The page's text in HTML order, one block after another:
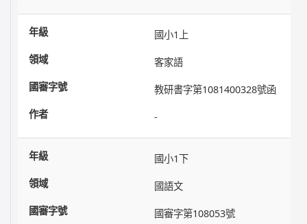
國小1上
客家語
教研書字第1081400328號函
-
國小1下
國語文
國審字第108053號